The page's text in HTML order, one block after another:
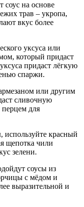
соус на основе
трав – укропа,
вкус более
уксуса или
который придаст
придаст лёгкую
спаржи.
или другим
сливочную
для
используйте красный
щепотка чили
зелени.
соусы из
с мёдом и
выразительной и